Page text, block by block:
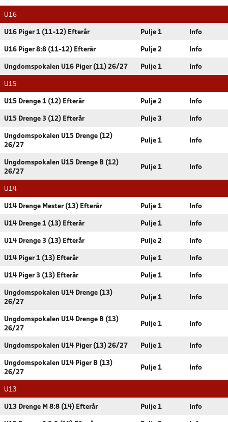
U16
U16 Piger 1 (11-12) Efterår Pulje 1 Info
U16 Piger 8:8 (11-12) Efterår Pulje 2 Info
Ungdomspokalen U16 Piger (11) 26/27 Pulje 1 Info
U15
U15 Drenge 1 (12) Efterår Pulje 2 Info
U15 Drenge 3 (12) Efterår Pulje 3 Info
Ungdomspokalen U15 Drenge (12)
26/27
Pulje 1 Info
Ungdomspokalen U15 Drenge B (12)
26/27
Pulje 1 Info
U14
U14 Drenge Mester (13) Efterår Pulje 1 Info
U14 Drenge 1 (13) Efterår Pulje 1 Info
U14 Drenge 3 (13) Efterår Pulje 2 Info
U14 Piger 1 (13) Efterår Pulje 1 Info
U14 Piger 3 (13) Efterår Pulje 1 Info
Ungdomspokalen U14 Drenge (13)
26/27
Pulje 1 Info
Ungdomspokalen U14 Drenge B (13)
26/27
Pulje 1 Info
Ungdomspokalen U14 Piger (13) 26/27 Pulje 1 Info
Ungdomspokalen U14 Piger B (13)
26/27
Pulje 1 Info
U13
U13 Drenge M 8:8 (14) Efterår Pulje 1 Info